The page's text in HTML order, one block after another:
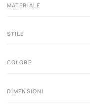
MATERIALE
STILE
COLORE
DIMENSIONI